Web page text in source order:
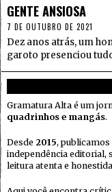
GENTE ANSIOSA
7 DE OUTUBRO DE 2021
Dez anos atrás, um
garoto presenciou
Gramatura Alta é um
quadrinhos e mangás.
Desde 2015,
independência editorial,
leitura atenta e